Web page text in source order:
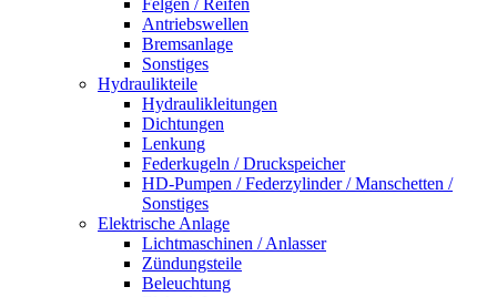
Antriebswellen
Bremsanlage
Sonstiges
Hydraulikteile
Hydraulikleitungen
Dichtungen
Lenkung
Federkugeln / Druckspeicher
HD-Pumpen / Federzylinder / Manschetten /
Sonstiges
Elektrische Anlage
Lichtmaschinen / Anlasser
Zündungsteile
Beleuchtung